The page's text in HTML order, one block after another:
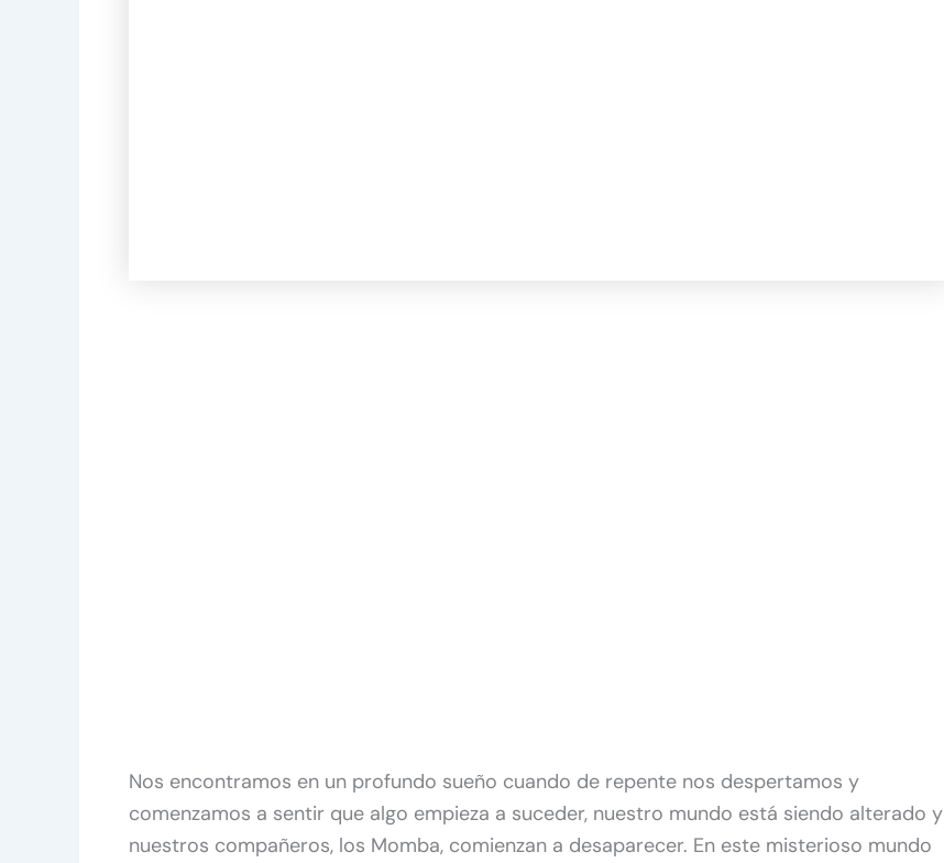
Nos encontramos en un profundo sueño cuando de repente nos despertamos y
comenzamos a sentir que algo empieza a suceder, nuestro mundo está siendo alterado y
nuestros compañeros, los Momba, comienzan a desaparecer. En este misterioso mundo